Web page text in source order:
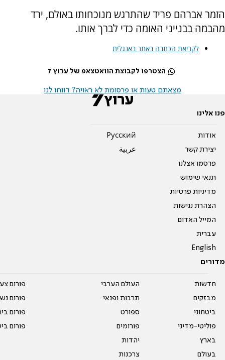
הזמר אברהם פריד שהתרגש מנוכחותו באולם, ירד
מהבמה בבנייני האומה כדי לברך אותו.
לקריאת הכתבה באתר באנגלית
הצטרפו לקבוצת הוואטצאפ של ערוץ 7
מצאתם טעות או פרסומת לא ראויה? דווחו לנו
פנו אלינו
אודות
יצירת קשר
פרסמו אצלנו
תנאי שימוש
מדיניות פרטיות
הצהרת נגישות
המייל האדום
עברית
English
Pусский
عربية
מדורים
חדשות
מבזקים
ביטחוני
פוליטי-מדיני
בארץ
בעולם
העולם הערבי
תרבות ופנאי
ספורט
פורומים
יהדות
צרכנות
פורום
פורום
פורום
פורום